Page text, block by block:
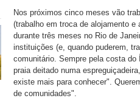
Nos próximos cinco meses vão
(trabalho em troca de alojamento
durante três meses no Rio de
instituições (e, quando puderem,
comunitário. Sempre pela costa
praia deitado numa
existe mais para conhecer".
de comunidades".